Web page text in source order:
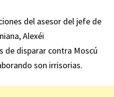
del asesor del jefe de
Alexéi
de disparar contra Moscú
son irrisorias.